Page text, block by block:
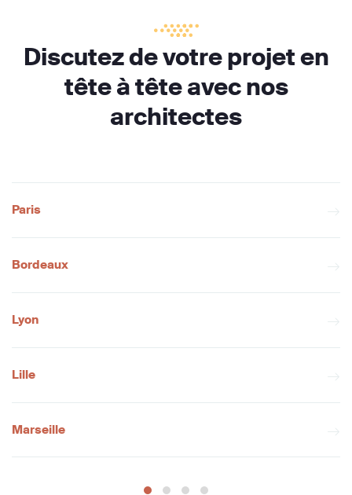
Discutez de votre projet en
tête à tête avec nos
architectes
Paris
Bordeaux
Lyon
Lille
Marseille